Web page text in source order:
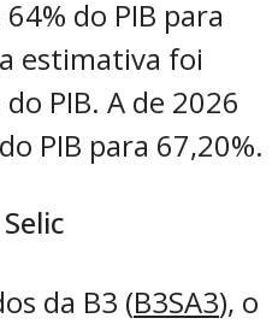
do PIB para
estimativa foi
PIB. A de 2026
PIB para 67,20%.
da B3 (B3SA3), o